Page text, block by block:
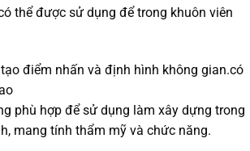
thể được sử dụng để trong khuôn viên
điểm nhấn và định hình không gian.có
phù hợp để sử dụng làm xây dựng trong
mang tính thẩm mỹ và chức năng.